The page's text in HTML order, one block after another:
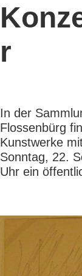
r
In der
Flossenbürg
Kunstwerke
Sonntag, 22.
Uhr ein